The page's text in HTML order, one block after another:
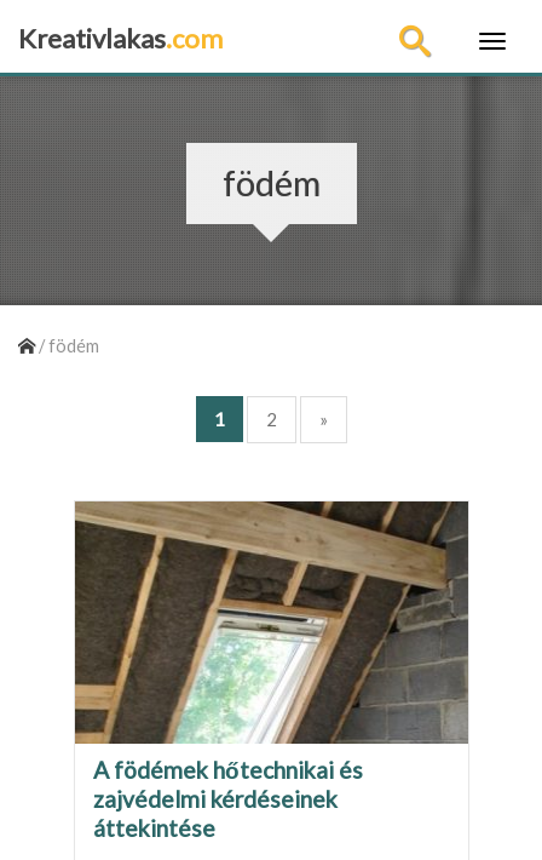
Kreativlakas.com
födém
/födém
1 2 »
A födémek hőtechnikai és
zajvédelmi kérdéseinek
áttekintése